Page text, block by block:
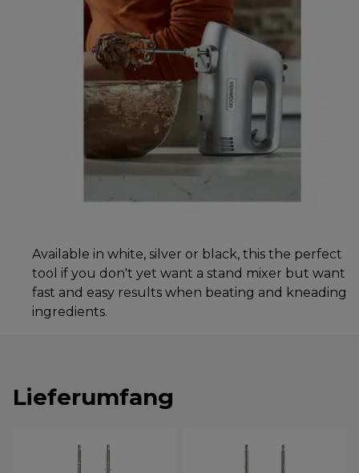
Available in white, silver or black, this the perfect
tool if you don't yet want a stand mixer but want
fast and easy results when beating and kneading
ingredients.
Lieferumfang